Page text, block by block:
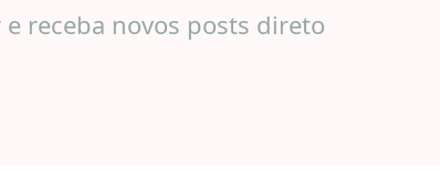
receba novos posts direto